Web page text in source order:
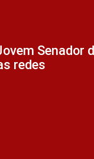
Senador
redes